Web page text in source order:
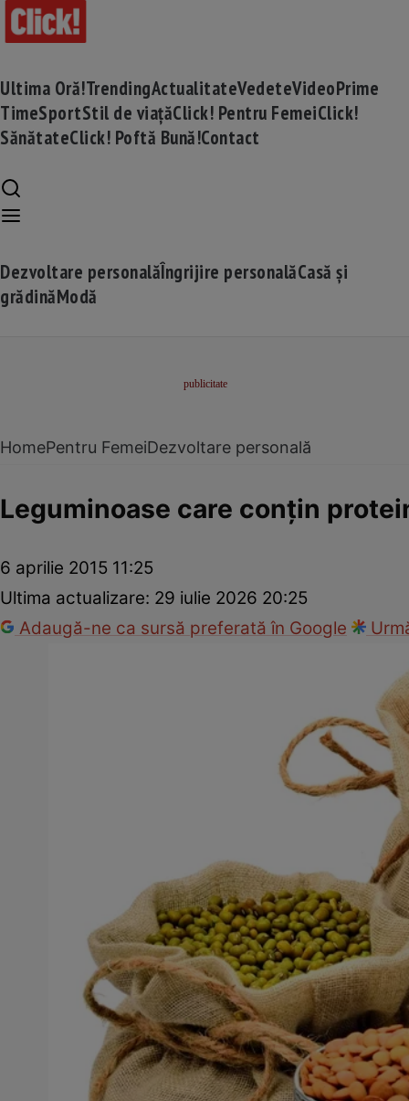
Ultima Oră!TrendingActualitateVedeteVideoPrime
TimeSportStil de viațăClick! Pentru FemeiClick!
SănătateClick! Poftă Bună!Contact
Dezvoltare personalăÎngrijire personalăCasă și
grădinăModă
HomePentru FemeiDezvoltare personală
Leguminoase care conţin
6 aprilie 2015 11:25
Ultima actualizare: 29 iulie 2026 20:25
Adaugă-ne ca sursă preferată în Google